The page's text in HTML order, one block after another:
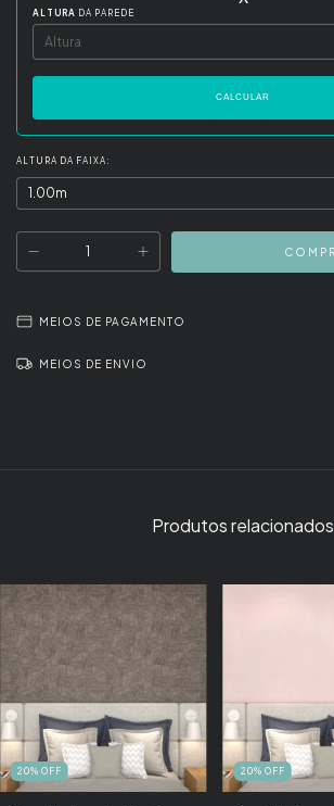
ALTURA DA PAREDE
CALCULAR
ALTURA DA FAIXA:
MEIOS DE PAGAMENTO
MEIOS DE ENVIO
Produtos relacionados
20% OFF 20% OFF